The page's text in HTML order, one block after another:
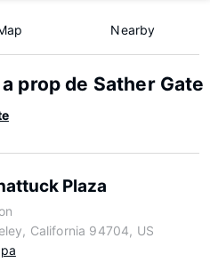
Nearby
prop de Sather Gate
Plaza
California 94704, US